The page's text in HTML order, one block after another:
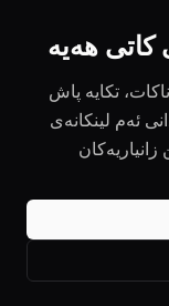
هەیە
تکایە پاش
ئەم لینکانەی